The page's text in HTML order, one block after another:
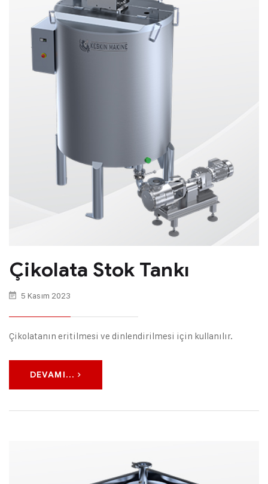
Çikolata Stok Tankı
5 Kasım 2023
Çikolatanın eritilmesi ve dinlendirilmesi için kullanılır.
DEVAMI...